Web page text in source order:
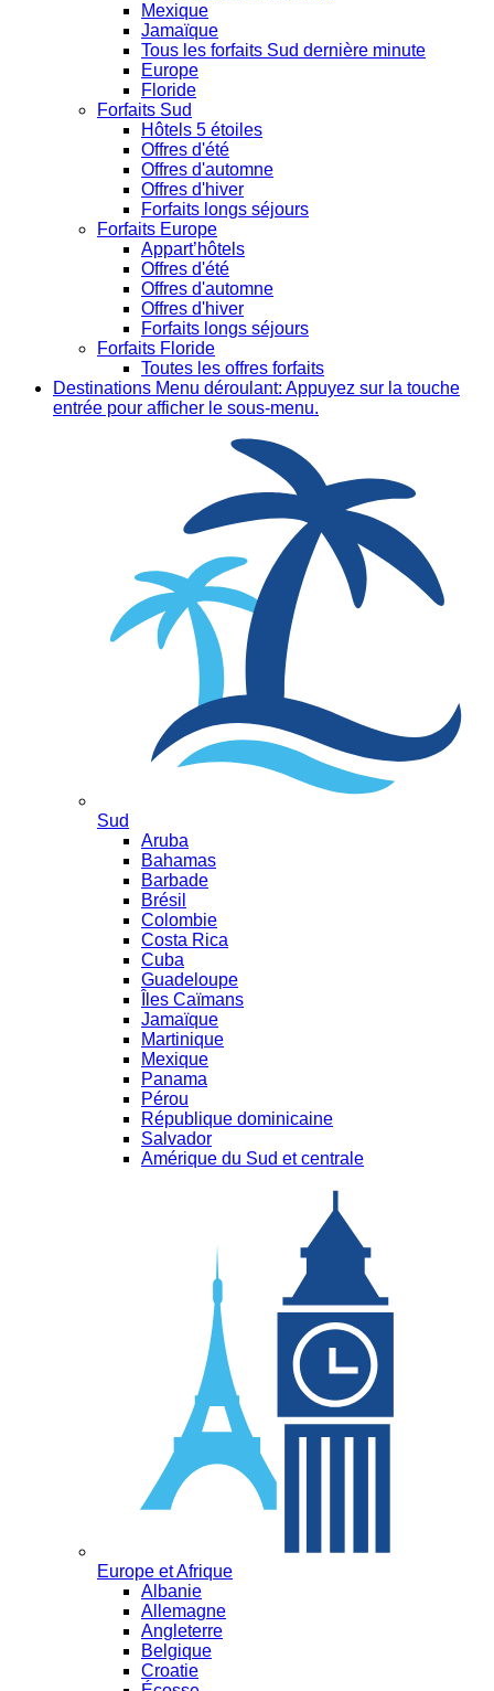
Mexique
Jamaïque
Tous les forfaits Sud dernière minute
Europe
Floride
Forfaits Sud
Hôtels 5 étoiles
Offres d'été
Offres d'automne
Offres d'hiver
Forfaits longs séjours
Forfaits Europe
Appart’hôtels
Offres d'été
Offres d'automne
Offres d'hiver
Forfaits longs séjours
Forfaits Floride
Toutes les offres forfaits
Destinations Menu déroulant: Appuyez sur la touche
entrée pour afficher le sous-menu.
Sud
Aruba
Bahamas
Barbade
Brésil
Colombie
Costa Rica
Cuba
Guadeloupe
Îles Caïmans
Jamaïque
Martinique
Mexique
Panama
Pérou
République dominicaine
Salvador
Amérique du Sud et centrale
Europe et Afrique
Albanie
Allemagne
Angleterre
Belgique
Croatie